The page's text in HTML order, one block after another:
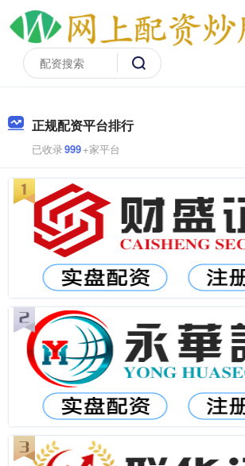
正规配资平台排行
已收录999+家平台